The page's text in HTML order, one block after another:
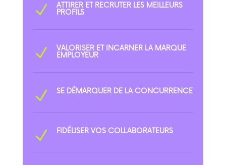
N
ATTIRER ET RECRUTER LES MEILLEURS
PROFILS
N
VALORISER ET INCARNER LA MARQUE
EMPLOYEUR
N SE DÉMARQUER DE LA CONCURRENCE
N FIDÉLISER VOS COLLABORATEURS